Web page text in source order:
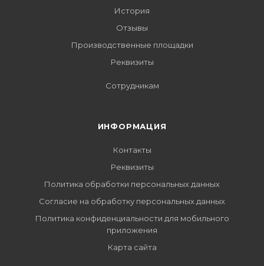
История
Отзывы
Производственные площадки
Реквизиты
Сотрудникам
ИНФОРМАЦИЯ
Контакты
Реквизиты
Политика обработки персональных данных
Согласие на обработку персональных данных
Политика конфиденциальности для мобильного
приложения
Карта сайта